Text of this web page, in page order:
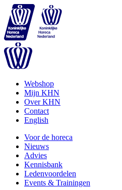
Webshop
Mijn KHN
Over KHN
Contact
English
Voor de horeca
Nieuws
Advies
Kennisbank
Ledenvoordelen
Events & Trainingen